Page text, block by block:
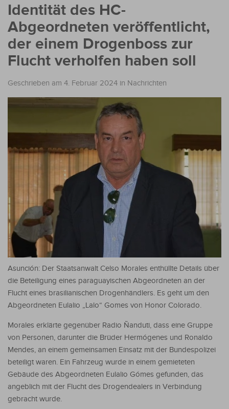
Identität des HC-
Abgeordneten veröffentlicht,
der einem Drogenboss zur
Flucht verholfen haben soll
Geschrieben am 4. Februar 2024 in Nachrichten
Asunción: Der Staatsanwalt Celso Morales enthüllte Details über
die Beteiligung eines paraguayischen Abgeordneten an der
Flucht eines brasilianischen Drogenhändlers. Es geht um den
Abgeordneten Eulalio „Lalo“ Gomes von Honor Colorado.
Morales erklärte gegenüber Radio Ñanduti, dass eine Gruppe
von Personen, darunter die Brüder Hermógenes und Ronaldo
Mendes, an einem gemeinsamen Einsatz mit der Bundespolizei
beteiligt waren. Ein Fahrzeug wurde in einem gemieteten
Gebäude des Abgeordneten Eulalio Gómes gefunden, das
angeblich mit der Flucht des Drogendealers in Verbindung
gebracht wurde.